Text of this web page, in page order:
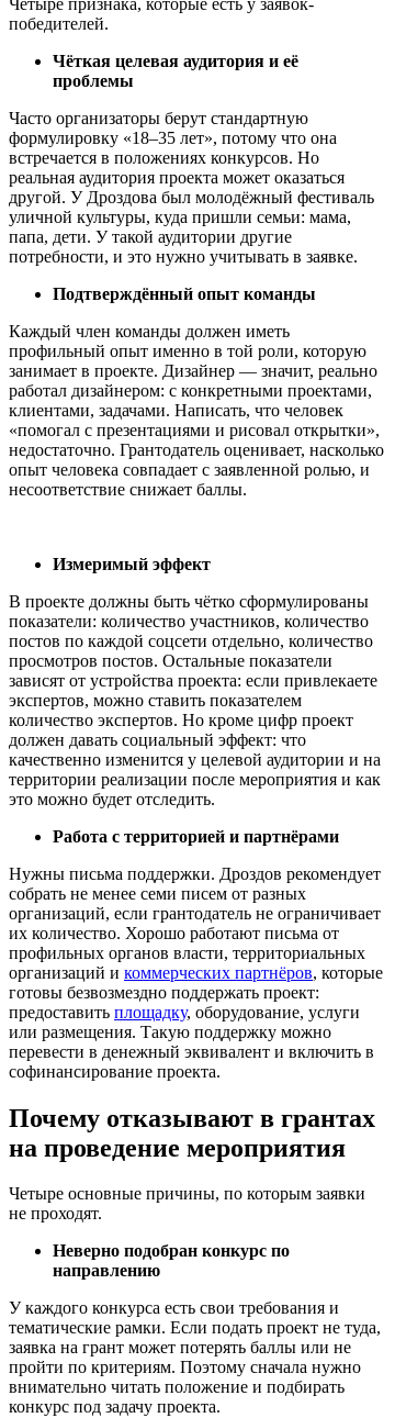
победителей.
Чёткая целевая аудитория и её
проблемы
Часто организаторы берут стандартную
формулировку «18–35 лет», потому что она
встречается в положениях конкурсов. Но
реальная аудитория проекта может оказаться
другой. У Дроздова был молодёжный фестиваль
уличной культуры, куда пришли семьи: мама,
папа, дети. У такой аудитории другие
потребности, и это нужно учитывать в заявке.
Подтверждённый опыт команды
Каждый член команды должен иметь
профильный опыт именно в той роли, которую
занимает в проекте. Дизайнер — значит, реально
работал дизайнером: с конкретными проектами,
клиентами, задачами. Написать, что человек
«помогал с презентациями и рисовал открытки»,
недостаточно. Грантодатель оценивает, насколько
опыт человека совпадает с заявленной ролью, и
несоответствие снижает баллы.
Измеримый эффект
В проекте должны быть чётко сформулированы
показатели: количество участников, количество
постов по каждой соцсети отдельно, количество
просмотров постов. Остальные показатели
зависят от устройства проекта: если привлекаете
экспертов, можно ставить показателем
количество экспертов. Но кроме цифр проект
должен давать социальный эффект: что
качественно изменится у целевой аудитории и на
территории реализации после мероприятия и как
это можно будет отследить.
Работа с территорией и партнёрами
Нужны письма поддержки. Дроздов рекомендует
собрать не менее семи писем от разных
организаций, если грантодатель не ограничивает
их количество. Хорошо работают письма от
профильных органов власти, территориальных
организаций и коммерческих партнёров, которые
готовы безвозмездно поддержать проект:
предоставить площадку, оборудование, услуги
или размещения. Такую поддержку можно
перевести в денежный эквивалент и включить в
софинансирование проекта.
Почему отказывают в грантах
на проведение мероприятия
Четыре основные причины, по которым заявки
не проходят.
Неверно подобран конкурс по
направлению
У каждого конкурса есть свои требования и
тематические рамки. Если подать проект не туда,
заявка на грант может потерять баллы или не
пройти по критериям. Поэтому сначала нужно
внимательно читать положение и подбирать
конкурс под задачу проекта.